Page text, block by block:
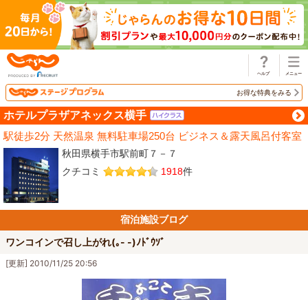
お得な特典をみる
ホテルプラザアネックス横手
駅徒歩2分 天然温泉 無料駐車場250台 ビジネス＆露天風呂付客室
秋田県横手市駅前町７－７
クチコミ
1918件
宿泊施設ブログ
ワンコインで召し上がれ(｡- -)ﾉﾄﾞｳｿﾞ
[更新] 2010/11/25 20:56